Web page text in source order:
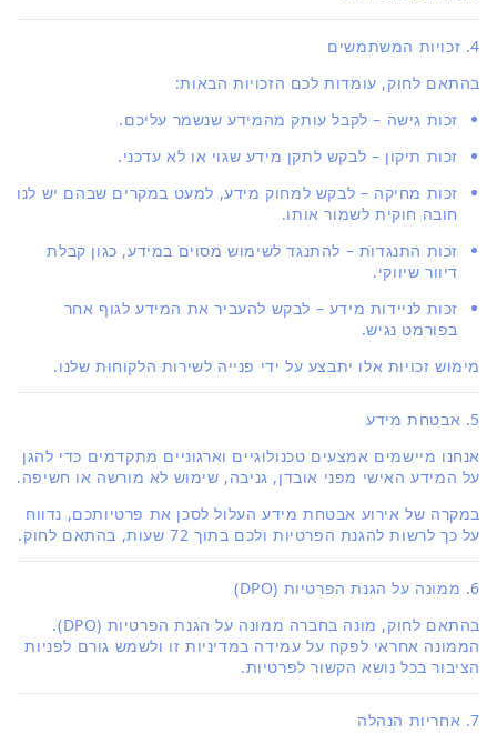
4. זכויות המשתמשים
בהתאם לחוק, עומדות לכם הזכויות הבאות:
זכות גישה – לקבל עותק מהמידע שנשמר עליכם.
זכות תיקון – לבקש לתקן מידע שגוי או לא עדכני.
זכות מחיקה – לבקש למחוק מידע, למעט במקרים שבהם יש לנו
חובה חוקית לשמור אותו.
זכות התנגדות – להתנגד לשימוש מסוים במידע, כגון קבלת
דיוור שיווקי.
זכות לניידות מידע – לבקש להעביר את המידע לגוף אחר
בפורמט נגיש.
מימוש זכויות אלו יתבצע על ידי פנייה לשירות הלקוחות שלנו.
5. אבטחת מידע
אנחנו מיישמים אמצעים טכנולוגיים וארגוניים מתקדמים כדי להגן
על המידע האישי מפני אובדן, גניבה, שימוש לא מורשה או חשיפה.
במקרה של אירוע אבטחת מידע העלול לסכן את פרטיותכם, נדווח
על כך לרשות להגנת הפרטיות ולכם בתוך 72 שעות, בהתאם לחוק.
6. ממונה על הגנת הפרטיות (DPO)
בהתאם לחוק, מונה בחברה ממונה על הגנת הפרטיות (DPO).
הממונה אחראי לפקח על עמידה במדיניות זו ולשמש גורם לפניות
הציבור בכל נושא הקשור לפרטיות.
7. אחריות הנהלה